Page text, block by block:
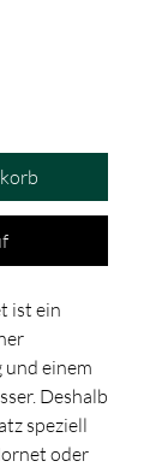
ist ein
und einem
Deshalb
speziell
oder